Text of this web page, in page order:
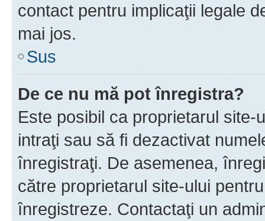
contact pentru implicaţii legale
mai jos.
Sus
De ce nu mă pot înregistra?
Este posibil ca proprietarul
intraţi sau să fi dezactivat
înregistraţi. De asemenea,
către proprietarul site-ului
înregistreze. Contactaţi un